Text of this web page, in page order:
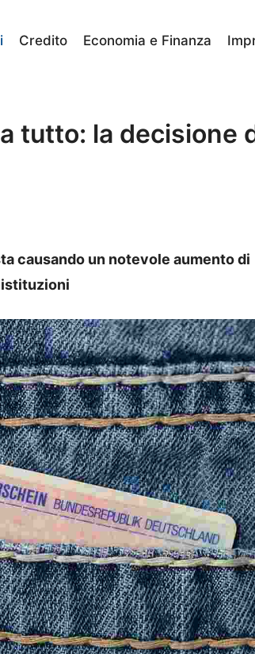
Credito Economia e Finanza
tutto: la decisione
causando un notevole aumento di
istituzioni